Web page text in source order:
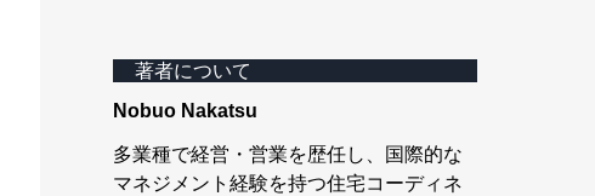
著者について
Nobuo Nakatsu
多業種で経営・営業を歴任し、国際的な
マネジメント経験を持つ住宅コーディネ